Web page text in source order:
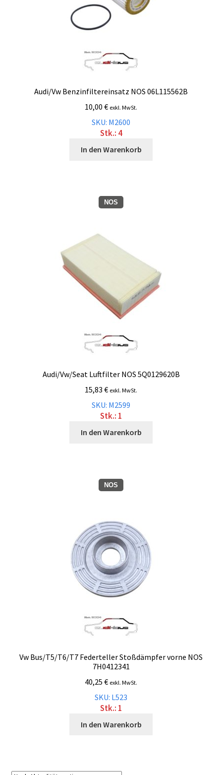
Audi/Vw Benzinfiltereinsatz NOS 06L115562B
10,00 € exkl. MwSt.
SKU: M2600
Stk.: 4
In den Warenkorb
NOS
Audi/Vw/Seat Luftfilter NOS 5Q0129620B
15,83 € exkl. MwSt.
SKU: M2599
Stk.: 1
In den Warenkorb
NOS
Vw Bus/T5/T6/T7 Federteller Stoßdämpfer vorne NOS
7H0412341
40,25 € exkl. MwSt.
SKU: L523
Stk.: 1
In den Warenkorb